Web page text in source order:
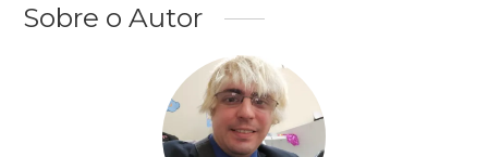
Sobre o Autor